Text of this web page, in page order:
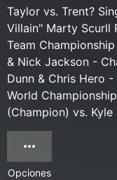
Taylor vs. Trent?
Villain" Marty Scurll
Team
& Nick Jackson -
Dunn & Chris Hero
World
(Champion) vs.
Opciones